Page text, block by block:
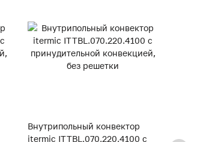
Внутрипольный конвектор
itermic ITTBL.070.220.4100 с